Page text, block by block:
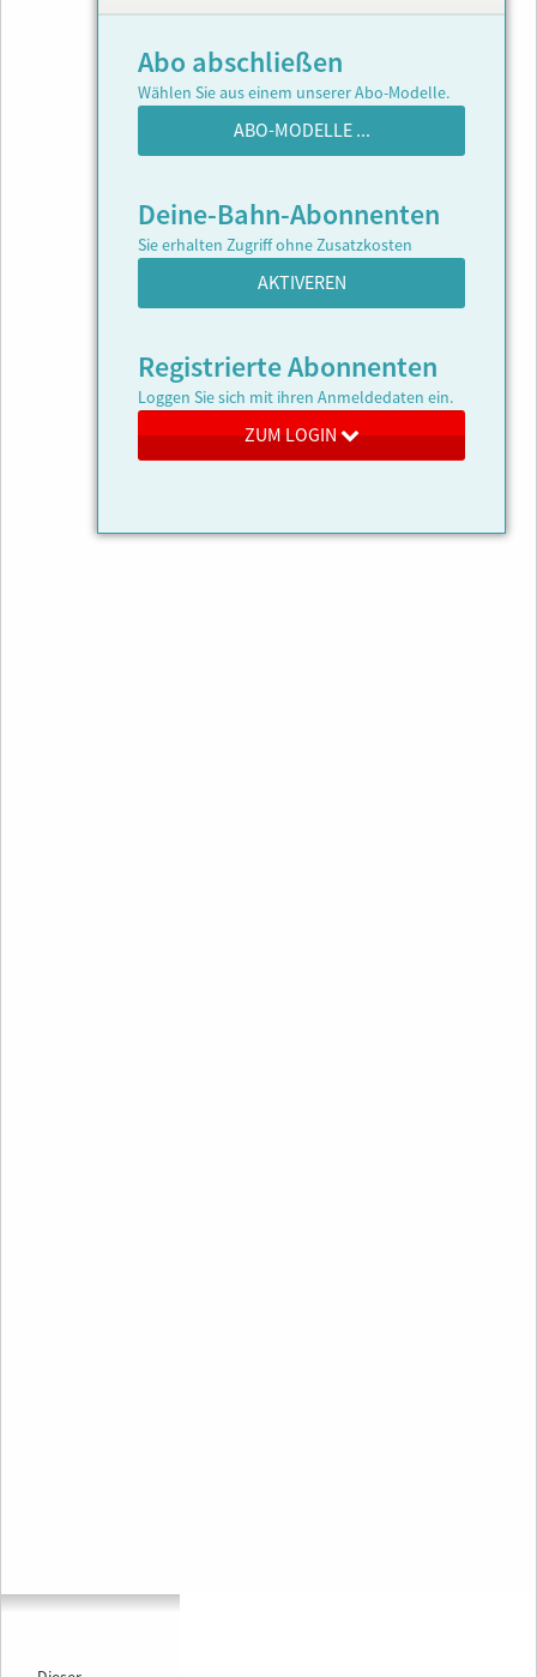
Abo abschließen
Wählen Sie aus einem unserer Abo-Modelle.
ABO-MODELLE ...
Deine-Bahn-Abonnenten
Sie erhalten Zugriff ohne Zusatzkosten
AKTIVEREN
Registrierte Abonnenten
Loggen Sie sich mit ihren Anmeldedaten ein.
ZUM LOGIN